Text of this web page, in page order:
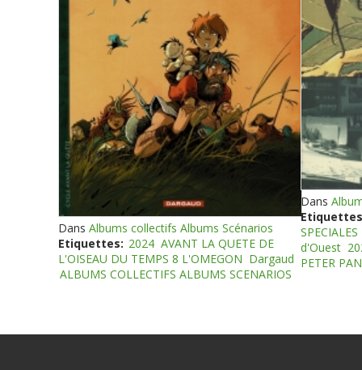
Dans Albums collectifs Albums Scénarios
Etiquettes: 2024 AVANT LA QUETE DE
L'OISEAU DU TEMPS 8 L'OMEGON Dargaud
ALBUMS COLLECTIFS ALBUMS SCENARIOS
Dans
SPECIALES
d'Ouest
PETER PAN